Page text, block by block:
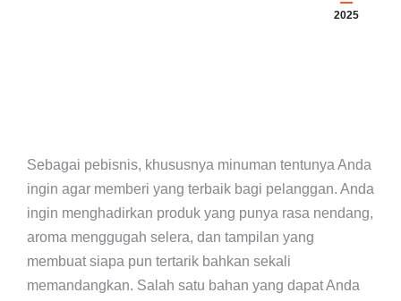
2025
Sebagai pebisnis, khususnya minuman tentunya Anda
ingin agar memberi yang terbaik bagi pelanggan. Anda
ingin menghadirkan produk yang punya rasa nendang,
aroma menggugah selera, dan tampilan yang
membuat siapa pun tertarik bahkan sekali
memandangkan. Salah satu bahan yang dapat Anda